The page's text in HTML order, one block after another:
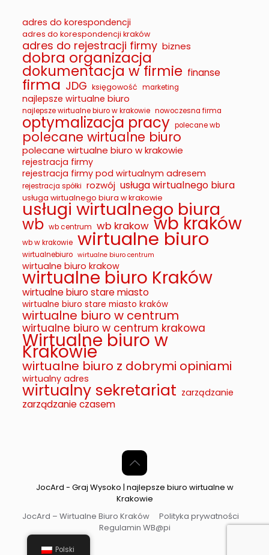
adres do korespondencji
adres do korespondencji kraków
adres do rejestracji firmy biznes
dobra organizacja
dokumentacja w firmie finanse
firma JDG księgowość marketing
najlepsze wirtualne biuro
najlepsze wirtualne biuro w krakowie nowoczesna firma
optymalizacja pracy polecane wb
polecane wirtualne biuro
polecane wirtualne biuro w krakowie
rejestracja firmy
rejestracja firmy pod wirtualnym adresem
rejestracja spółki rozwój usługa wirtualnego biura
usługa wirtualnego biura w krakowie
usługi wirtualnego biura
wb wb centrum wb krakow wb kraków
wb w krakowie wirtualne biuro
wirtualnebiuro wirtualne biuro centrum
wirtualne biuro krakow
wirtualne biuro Kraków
wirtualne biuro stare miasto
wirtualne biuro stare miasto kraków
wirtualne biuro w centrum
wirtualne biuro w centrum krakowa
Wirtualne biuro w
Krakowie
wirtualne biuro z dobrymi opiniami
wirtualny adres
wirtualny sekretariat zarządzanie
zarządzanie czasem
JocArd - Graj Wysoko | najlepsze biuro wirtualne w
Krakowie
JocArd – Wirtualne Biuro Kraków
Polityka prywatności
Regulamin WB@pi
Polski